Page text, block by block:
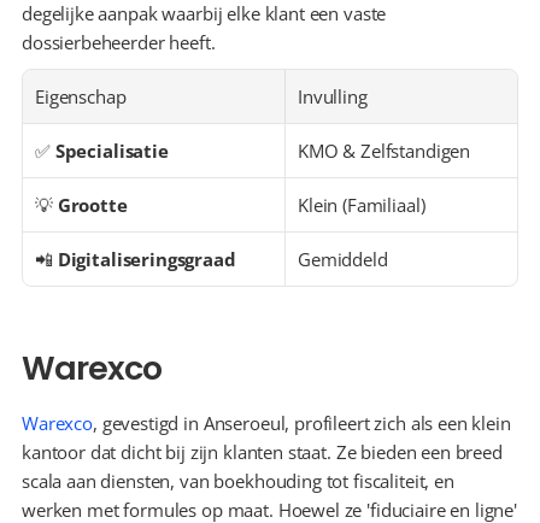
degelijke aanpak waarbij elke klant een vaste
dossierbeheerder heeft.
Eigenschap Invulling
✅ Specialisatie KMO & Zelfstandigen
💡 Grootte Klein (Familiaal)
📲 Digitaliseringsgraad Gemiddeld
Warexco
Warexco, gevestigd in Anseroeul, profileert zich als een klein
kantoor dat dicht bij zijn klanten staat. Ze bieden een breed
scala aan diensten, van boekhouding tot fiscaliteit, en
werken met formules op maat. Hoewel ze 'fiduciaire en ligne'